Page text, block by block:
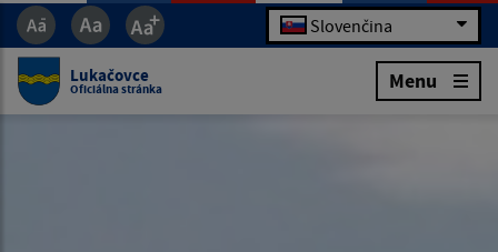
Slovenčina
Lukačovce
Oficiálna stránka Menu